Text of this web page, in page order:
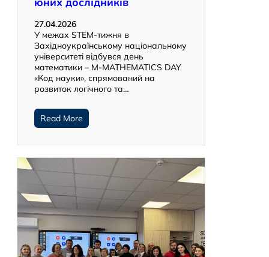
27.04.2026
У межах STEM-тижня в
Західноукраїнському національному
університеті відбувся день
математики – M-MATHEMATICS DAY
«Код науки», спрямований на
розвиток логічного та…
Read More